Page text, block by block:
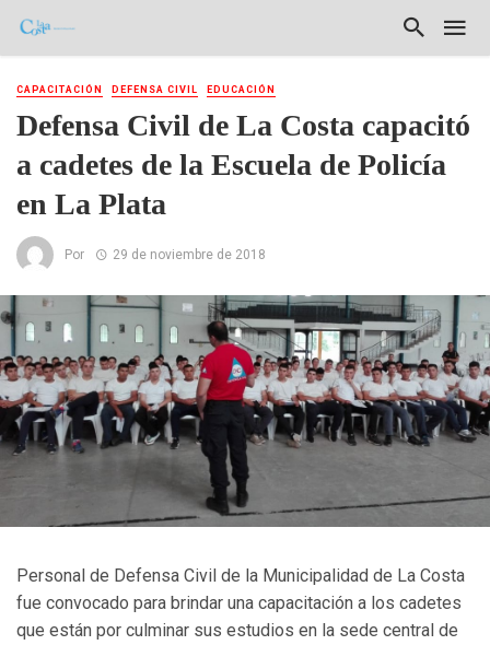
CAPACITACIÓN DEFENSA CIVIL EDUCACIÓN
Defensa Civil de La Costa capacitó
a cadetes de la Escuela de Policía
en La Plata
Por 29 de noviembre de 2018
Personal de Defensa Civil de la Municipalidad de La Costa
fue convocado para brindar una capacitación a los cadetes
que están por culminar sus estudios en la sede central de